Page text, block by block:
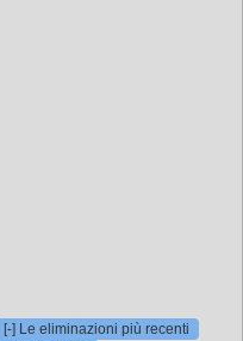
[-] Le eliminazioni più recenti